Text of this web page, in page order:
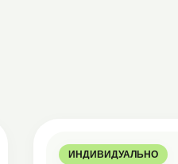
ИНДИВИДУАЛЬНО